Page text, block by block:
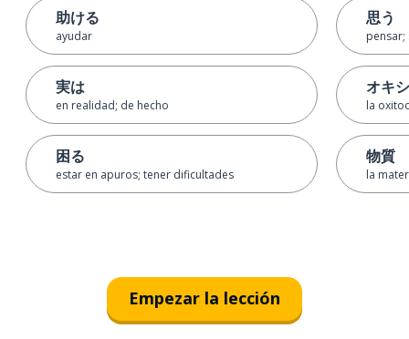
助ける
ayudar
実は
en realidad; de hecho
困る
estar en apuros; tener dificultades
思う
pensar;
オキ
la
物質
la
Empezar la lección